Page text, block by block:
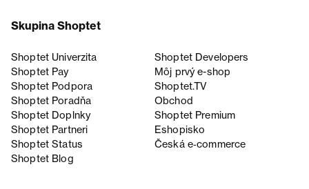
Skupina Shoptet
Shoptet Univerzita
Shoptet Developers
Shoptet Pay
Môj prvý e-shop
Shoptet Podpora
Shoptet.TV
Shoptet Poradňa
Obchod
Shoptet Doplnky
Shoptet Premium
Shoptet Partneri
Eshopisko
Shoptet Status
Česká e‑commerce
Shoptet Blog